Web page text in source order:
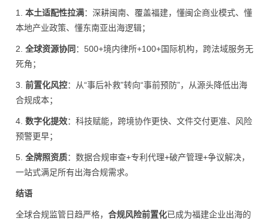
1. 本土适配性拉满：深耕闽南、覆盖福建，懂闽企商业模式、懂
本地产业政策、懂东南亚出海逻辑；
2. 全球资源协同 ：500+境内律所+100+国际机构，跨法域服务无
死角；
3. 前置化风控：从“事后补救”转向“事前预防”，从源头降低出海
合规成本；
4. 数字化提效：科技赋能，跨境协作更快、文件交付更准、风险
预警更早；
5. 全牌照资质：数据合规审查+专利代理+破产管理+争议解决，
一站式满足所有出海合规需求。
结语
全球合规监管日趋严格， 合规风险前置化已成为福建企业出海的